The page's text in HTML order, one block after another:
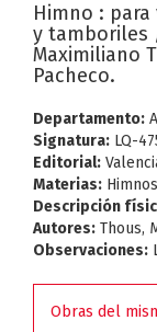
Himno :
y tamboriles
Maximiliano
Pacheco.
Departamento:
Signatura: LQ-
Editorial:
Materias:
Descripción
Autores: Thous,
Observaciones:
Obras del